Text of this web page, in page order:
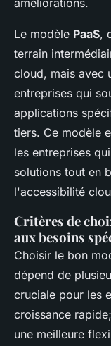
améliorations.
Le modèle PaaS,
terrain
cloud, mais avec
entreprises qui
applications
tiers. Ce modèle
les entreprises
solutions tout en
l'accessibilité
Critères de
aux besoins
Choisir le bon
dépend de
cruciale pour les
croissance
une meilleure